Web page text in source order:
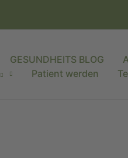
GESUNDHEITS BLOG
Patient werden